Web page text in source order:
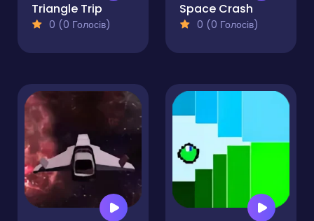
Triangle Trip
0 (0 Голосів)
Space Crash
0 (0 Голосів)